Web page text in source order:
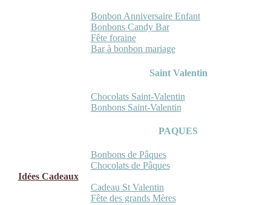
Bonbon Anniversaire Enfant
Bonbons Candy Bar
Fête foraine
Bar à bonbon mariage
Saint Valentin
Chocolats Saint-Valentin
Bonbons Saint-Valentin
PAQUES
Bonbons de Pâques
Chocolats de Pâques
Idées Cadeaux
Cadeau St Valentin
Fête des grands Mères